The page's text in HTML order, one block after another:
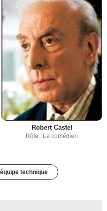
Robert Castel
Rôle : Le comédien
technique